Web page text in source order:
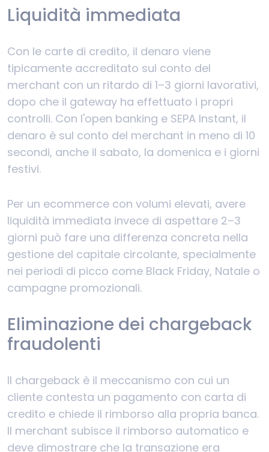
Liquidità immediata
Con le carte di credito, il denaro viene
tipicamente accreditato sul conto del
merchant con un ritardo di 1–3 giorni lavorativi,
dopo che il gateway ha effettuato i propri
controlli. Con l'open banking e SEPA Instant, il
denaro è sul conto del merchant in meno di 10
secondi, anche il sabato, la domenica e i giorni
festivi.
Per un ecommerce con volumi elevati, avere
liquidità immediata invece di aspettare 2–3
giorni può fare una differenza concreta nella
gestione del capitale circolante, specialmente
nei periodi di picco come Black Friday, Natale o
campagne promozionali.
Eliminazione dei chargeback
fraudolenti
Il chargeback è il meccanismo con cui un
cliente contesta un pagamento con carta di
credito e chiede il rimborso alla propria banca.
Il merchant subisce il rimborso automatico e
deve dimostrare che la transazione era